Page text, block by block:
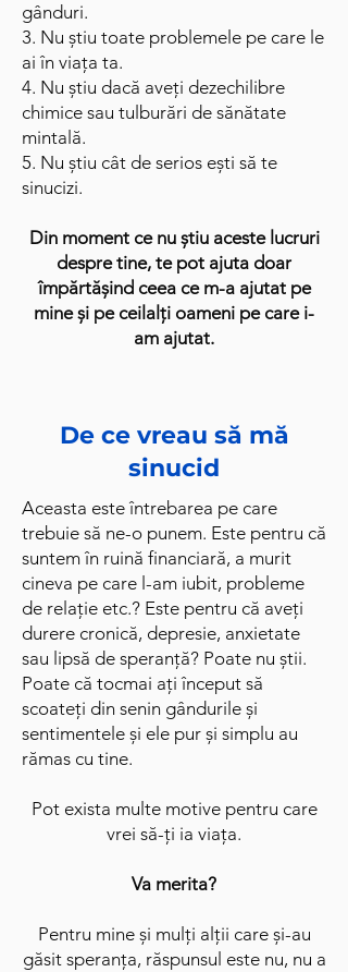
gânduri.
3. Nu știu toate problemele pe care le
ai în viața ta.
4. Nu știu dacă aveți dezechilibre
chimice sau tulburări de sănătate
mintală.
5. Nu știu cât de serios ești să te
sinucizi.
Din moment ce nu știu aceste lucruri
despre tine, te pot ajuta doar
împărtășind ceea ce m-a ajutat pe
mine și pe ceilalți oameni pe care i-
am ajutat.
De ce vreau să mă
sinucid
Aceasta este întrebarea pe care
trebuie să ne-o punem. Este pentru că
suntem în ruină financiară, a murit
cineva pe care l-am iubit, probleme
de relație etc.? Este pentru că aveți
durere cronică, depresie, anxietate
sau lipsă de speranță? Poate nu știi.
Poate că tocmai ați început să
scoateți din senin gândurile și
sentimentele și ele pur și simplu au
rămas cu tine.
Pot exista multe motive pentru care
vrei să-ți ia viața.
Va merita?
Pentru mine și mulți alții care și-au
găsit speranța, răspunsul este nu, nu a